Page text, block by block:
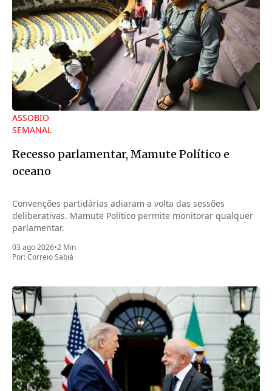
ASSOBIO
SEMANAL
Recesso parlamentar, Mamute Político e
oceano
Convenções partidárias adiaram a volta das sessões
deliberativas. Mamute Político permite monitorar qualquer
parlamentar.
03 ago 2026•2 Min
Por:Correio Sabiá